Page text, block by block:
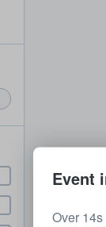
Event
Over